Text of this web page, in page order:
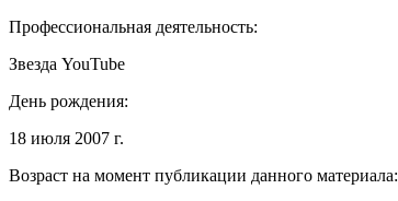
Профессиональная деятельность:
Звезда YouTube
День рождения:
18 июля 2007 г.
Возраст на момент публикации данного материала: